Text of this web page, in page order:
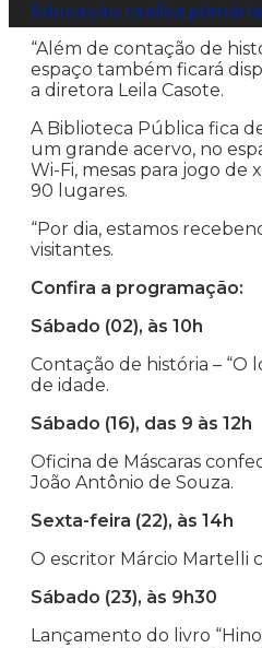
Educação realiza
“Além de contação de
espaço também ficará
a diretora Leila Casote.
A Biblioteca Pública fica
um grande acervo, no
Wi-Fi, mesas para jogo
90 lugares.
“Por dia, estamos
visitantes.
Confira a programação:
Sábado (02), às 10h
Contação de história – “O
de idade.
Sábado (16), das 9 às 12h
Oficina de Máscaras
João Antônio de Souza.
Sexta-feira (22), às 14h
O escritor Márcio Martelli
Sábado (23), às 9h30
Lançamento do livro